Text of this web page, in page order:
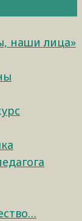
наши лица»